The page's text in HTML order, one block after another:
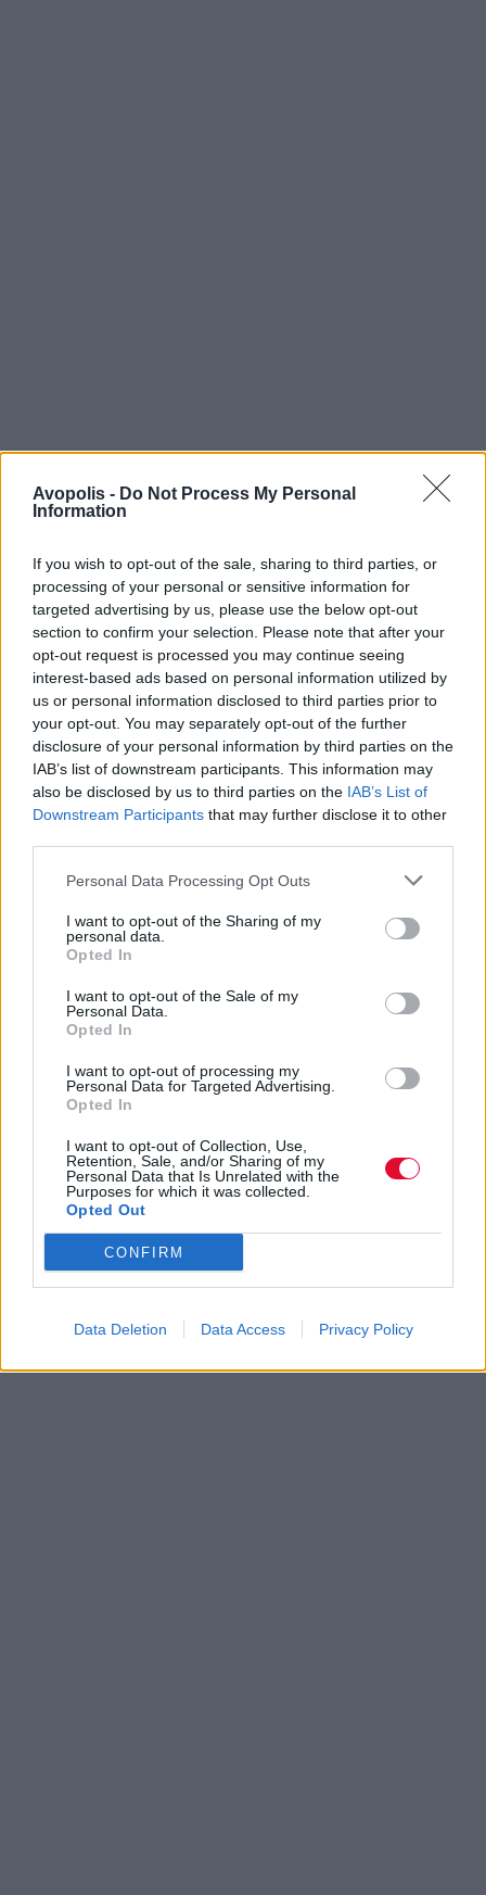
Avopolis - Do Not Process My Personal
Information
If you wish to opt-out of the sale, sharing to third parties, or
processing of your personal or sensitive information for
targeted advertising by us, please use the below opt-out
section to confirm your selection. Please note that after your
opt-out request is processed you may continue seeing
interest-based ads based on personal information utilized by
us or personal information disclosed to third parties prior to
your opt-out. You may separately opt-out of the further
disclosure of your personal information by third parties on the
IAB’s list of downstream participants. This information may
also be disclosed by us to third parties on the IAB’s List of
Downstream Participants that may further disclose it to other
Personal Data Processing Opt Outs
I want to opt-out of the Sharing of my
personal data.
Opted In
I want to opt-out of the Sale of my
Personal Data.
Opted In
I want to opt-out of processing my
Personal Data for Targeted Advertising.
Opted In
I want to opt-out of Collection, Use,
Retention, Sale, and/or Sharing of my
Personal Data that Is Unrelated with the
Purposes for which it was collected.
Opted Out
CONFIRM
Data Deletion Data Access Privacy Policy